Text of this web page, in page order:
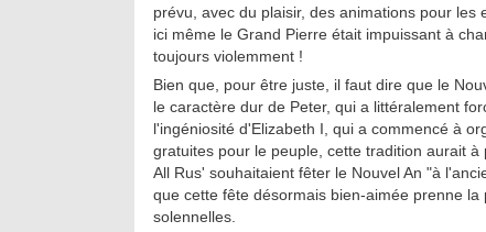
prévu, avec du plaisir, des animations pour
ici même le Grand Pierre était impuissant à
toujours violemment !
Bien que, pour être juste, il faut dire que le
le caractère dur de Peter, qui a littéralement
l'ingéniosité d'Elizabeth I, qui a commencé à
gratuites pour le peuple, cette tradition aurait
All Rus' souhaitaient fêter le Nouvel An "à
que cette fête désormais bien-aimée prenne
solennelles.